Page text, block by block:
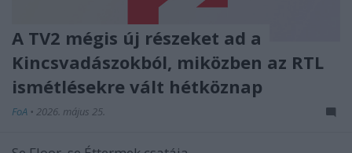
A TV2 mégis új részeket ad a
Kincsvadászokból, miközben az RTL
ismétlésekre vált hétköznap
FoA • 2026. május 25.